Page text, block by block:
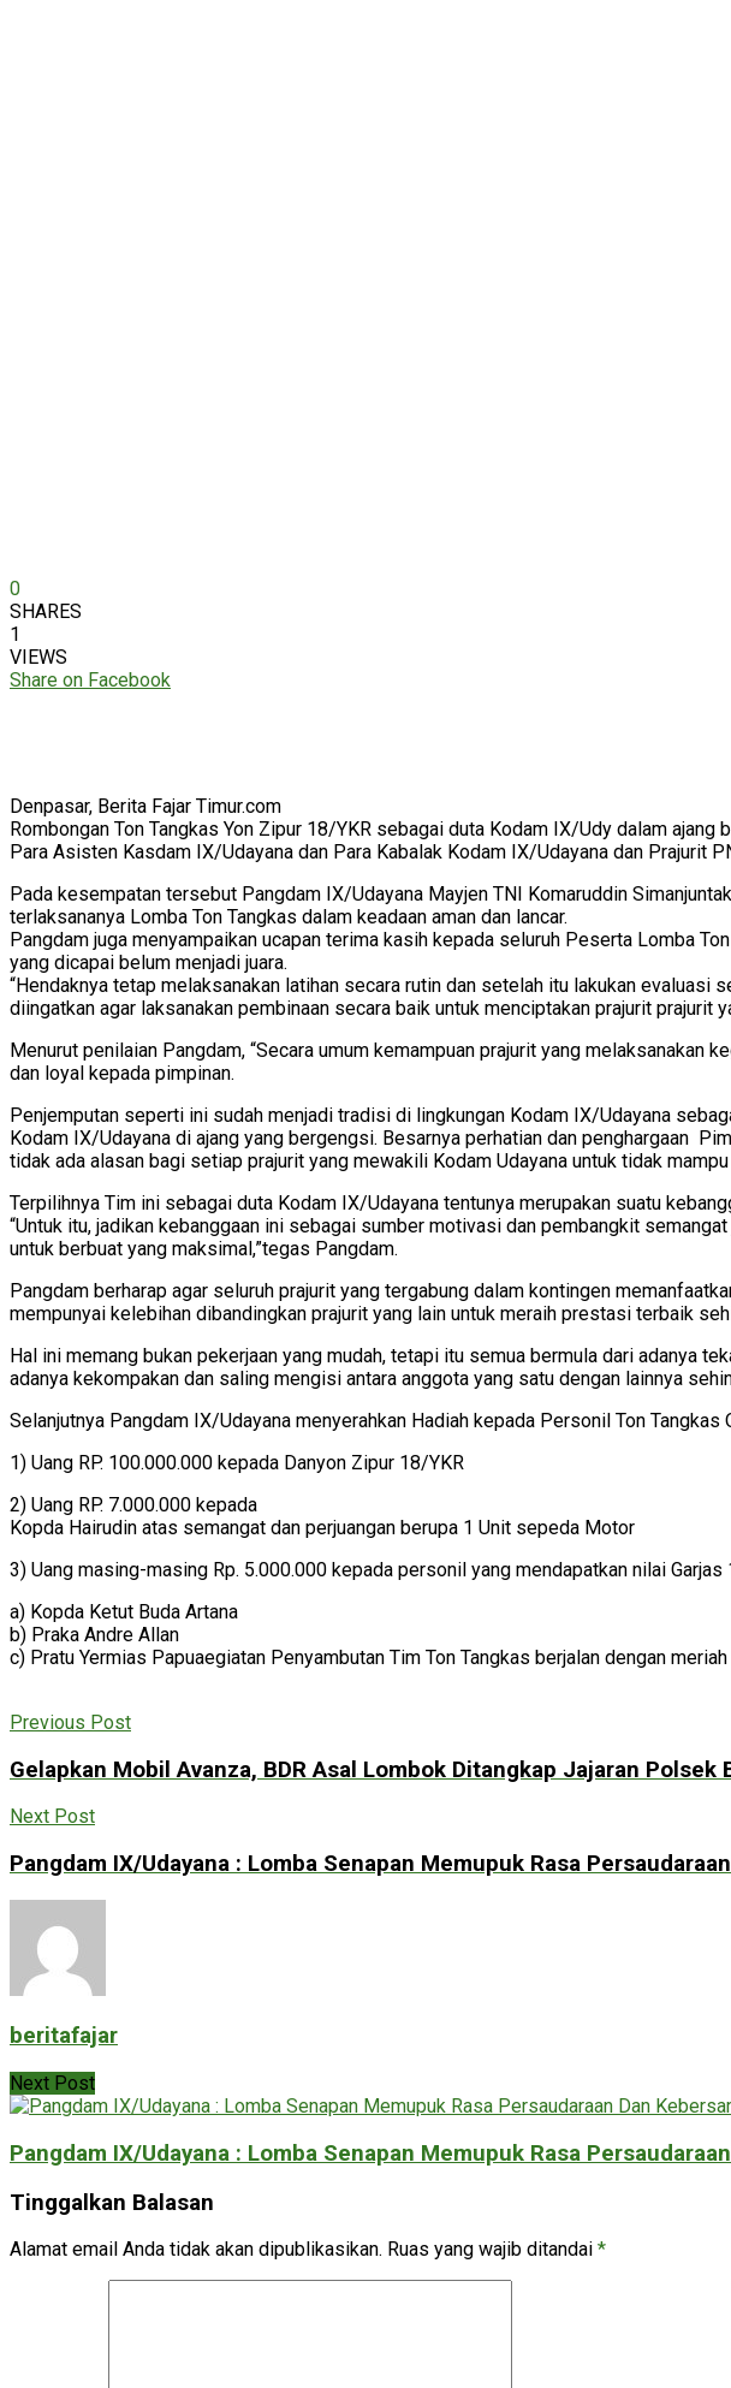
0
SHARES
1
VIEWS
Share on Facebook
Denpasar, Berita Fajar Timur.com
Rombongan Ton Tangkas Yon Zipur 18/YKR sebagai duta Kodam IX/Udy dalam
Para Asisten Kasdam IX/Udayana dan Para Kabalak Kodam IX/Udayana dan Prajurit
Pada kesempatan tersebut Pangdam IX/Udayana Mayjen TNI Komaruddin
terlaksananya Lomba Ton Tangkas dalam keadaan aman dan lancar.
Pangdam juga menyampaikan ucapan terima kasih kepada seluruh Peserta Lomba
yang dicapai belum menjadi juara.
“Hendaknya tetap melaksanakan latihan secara rutin dan setelah itu lakukan
diingatkan agar laksanakan pembinaan secara baik untuk menciptakan prajurit prajurit
Menurut penilaian Pangdam, “Secara umum kemampuan prajurit yang melaksanakan
dan loyal kepada pimpinan.
Penjemputan seperti ini sudah menjadi tradisi di lingkungan Kodam IX/Udayana
Kodam IX/Udayana di ajang yang bergengsi. Besarnya perhatian dan penghargaan
tidak ada alasan bagi setiap prajurit yang mewakili Kodam Udayana untuk tidak
Terpilihnya Tim ini sebagai duta Kodam IX/Udayana tentunya merupakan suatu
“Untuk itu, jadikan kebanggaan ini sebagai sumber motivasi dan pembangkit
untuk berbuat yang maksimal,”tegas Pangdam.
Pangdam berharap agar seluruh prajurit yang tergabung dalam kontingen
mempunyai kelebihan dibandingkan prajurit yang lain untuk meraih prestasi terbaik
Hal ini memang bukan pekerjaan yang mudah, tetapi itu semua bermula dari adanya
adanya kekompakan dan saling mengisi antara anggota yang satu dengan lainnya
Selanjutnya Pangdam IX/Udayana menyerahkan Hadiah kepada Personil Ton
1) Uang RP. 100.000.000 kepada Danyon Zipur 18/YKR
2) Uang RP. 7.000.000 kepada
Kopda Hairudin atas semangat dan perjuangan berupa 1 Unit sepeda Motor
3) Uang masing-masing Rp. 5.000.000 kepada personil yang mendapatkan nilai
a) Kopda Ketut Buda Artana
b) Praka Andre Allan
c) Pratu Yermias Papuaegiatan Penyambutan Tim Ton Tangkas berjalan dengan
Previous Post
Gelapkan Mobil Avanza, BDR Asal Lombok Ditangkap Jajaran Polsek
Next Post
Pangdam IX/Udayana : Lomba Senapan Memupuk Rasa
beritafajar
Next Post
Pangdam IX/Udayana : Lomba Senapan Memupuk Rasa
Tinggalkan Balasan
Alamat email Anda tidak akan dipublikasikan. Ruas yang wajib ditandai *